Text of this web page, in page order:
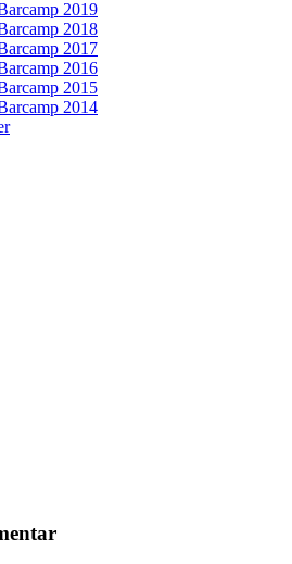
2019
2018
2017
2016
2015
2014